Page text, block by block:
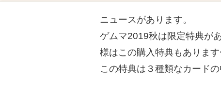
ニュースがあります。
ゲムマ2019秋は限定特典が
様はこの購入特典もありま
この特典は３種類なカード